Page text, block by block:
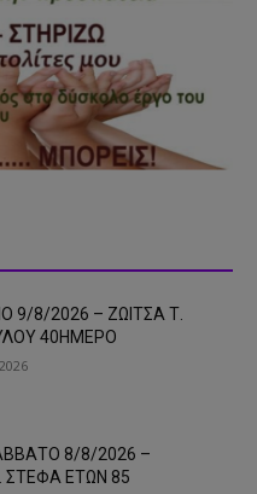
9/8/2026 – ΖΩΙΤΣΑ Τ.
40ΗΜΕΡΟ
8/8/2026 –
ΣΤΕΦΑ ΕΤΩΝ 85